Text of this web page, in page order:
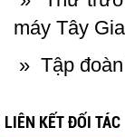
máy Tây
» Tập
LIÊN KẾT ĐỐI TÁC